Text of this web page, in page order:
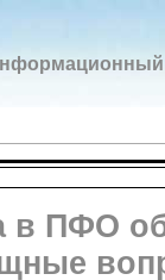
в ПФО